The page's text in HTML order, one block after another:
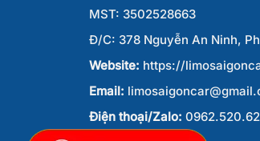
MST: 3502528663
Đ/C: 378 Nguyễn An Ninh,
Website: https://
Email:
Điện thoại/Zalo: